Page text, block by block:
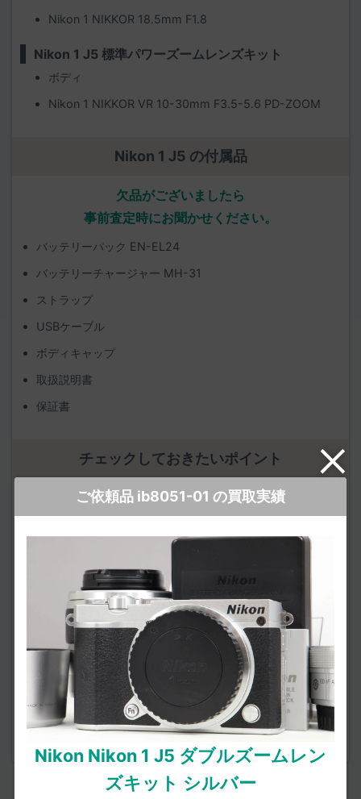
ご依頼品 ib8051-01 の買取実績
Nikon Nikon 1 J5 ダブルズームレン
ズキット シルバー
Nikon 1 NIKKOR 18.5mm F1.8
Nikon 1 J5 標準パワーズームレンズキット
ボディ
Nikon 1 NIKKOR VR 10-30mm F3.5-5.6 PD-ZOOM
Nikon 1 J5 の付属品
欠品がございましたら
事前査定時にお聞かせください。
バッテリーパック EN-EL24
バッテリーチャージャー MH-31
ストラップ
USBケーブル
ボディキャップ
取扱説明書
保証書
チェックしておきたいポイント
該当する点がありましたら
事前査定時にお聞かせください。
ファインダー内外に「カビ・くもり・チリ・キズ」はな
いか。
ダイヤルやグリップなどにベタつきはないか。
タバコなどのにおいが付着していないか。
動作の状態
ダイヤルやボタンなど、反応が鈍いものはないか。
動画・静止画のいずれも正常に撮れているか。
＜Nikon 1 J5 の参考情報＞